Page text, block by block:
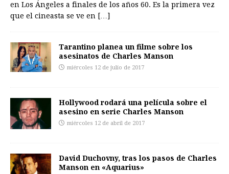
en Los Ángeles a finales de los años 60. Es la primera vez
que el cineasta se ve en […]
Tarantino planea un filme sobre los
asesinatos de Charles Manson
miércoles 12 de julio de 2017
Hollywood rodará una película sobre el
asesino en serie Charles Manson
miércoles 12 de abril de 2017
David Duchovny, tras los pasos de Charles
Manson en «Aquarius»